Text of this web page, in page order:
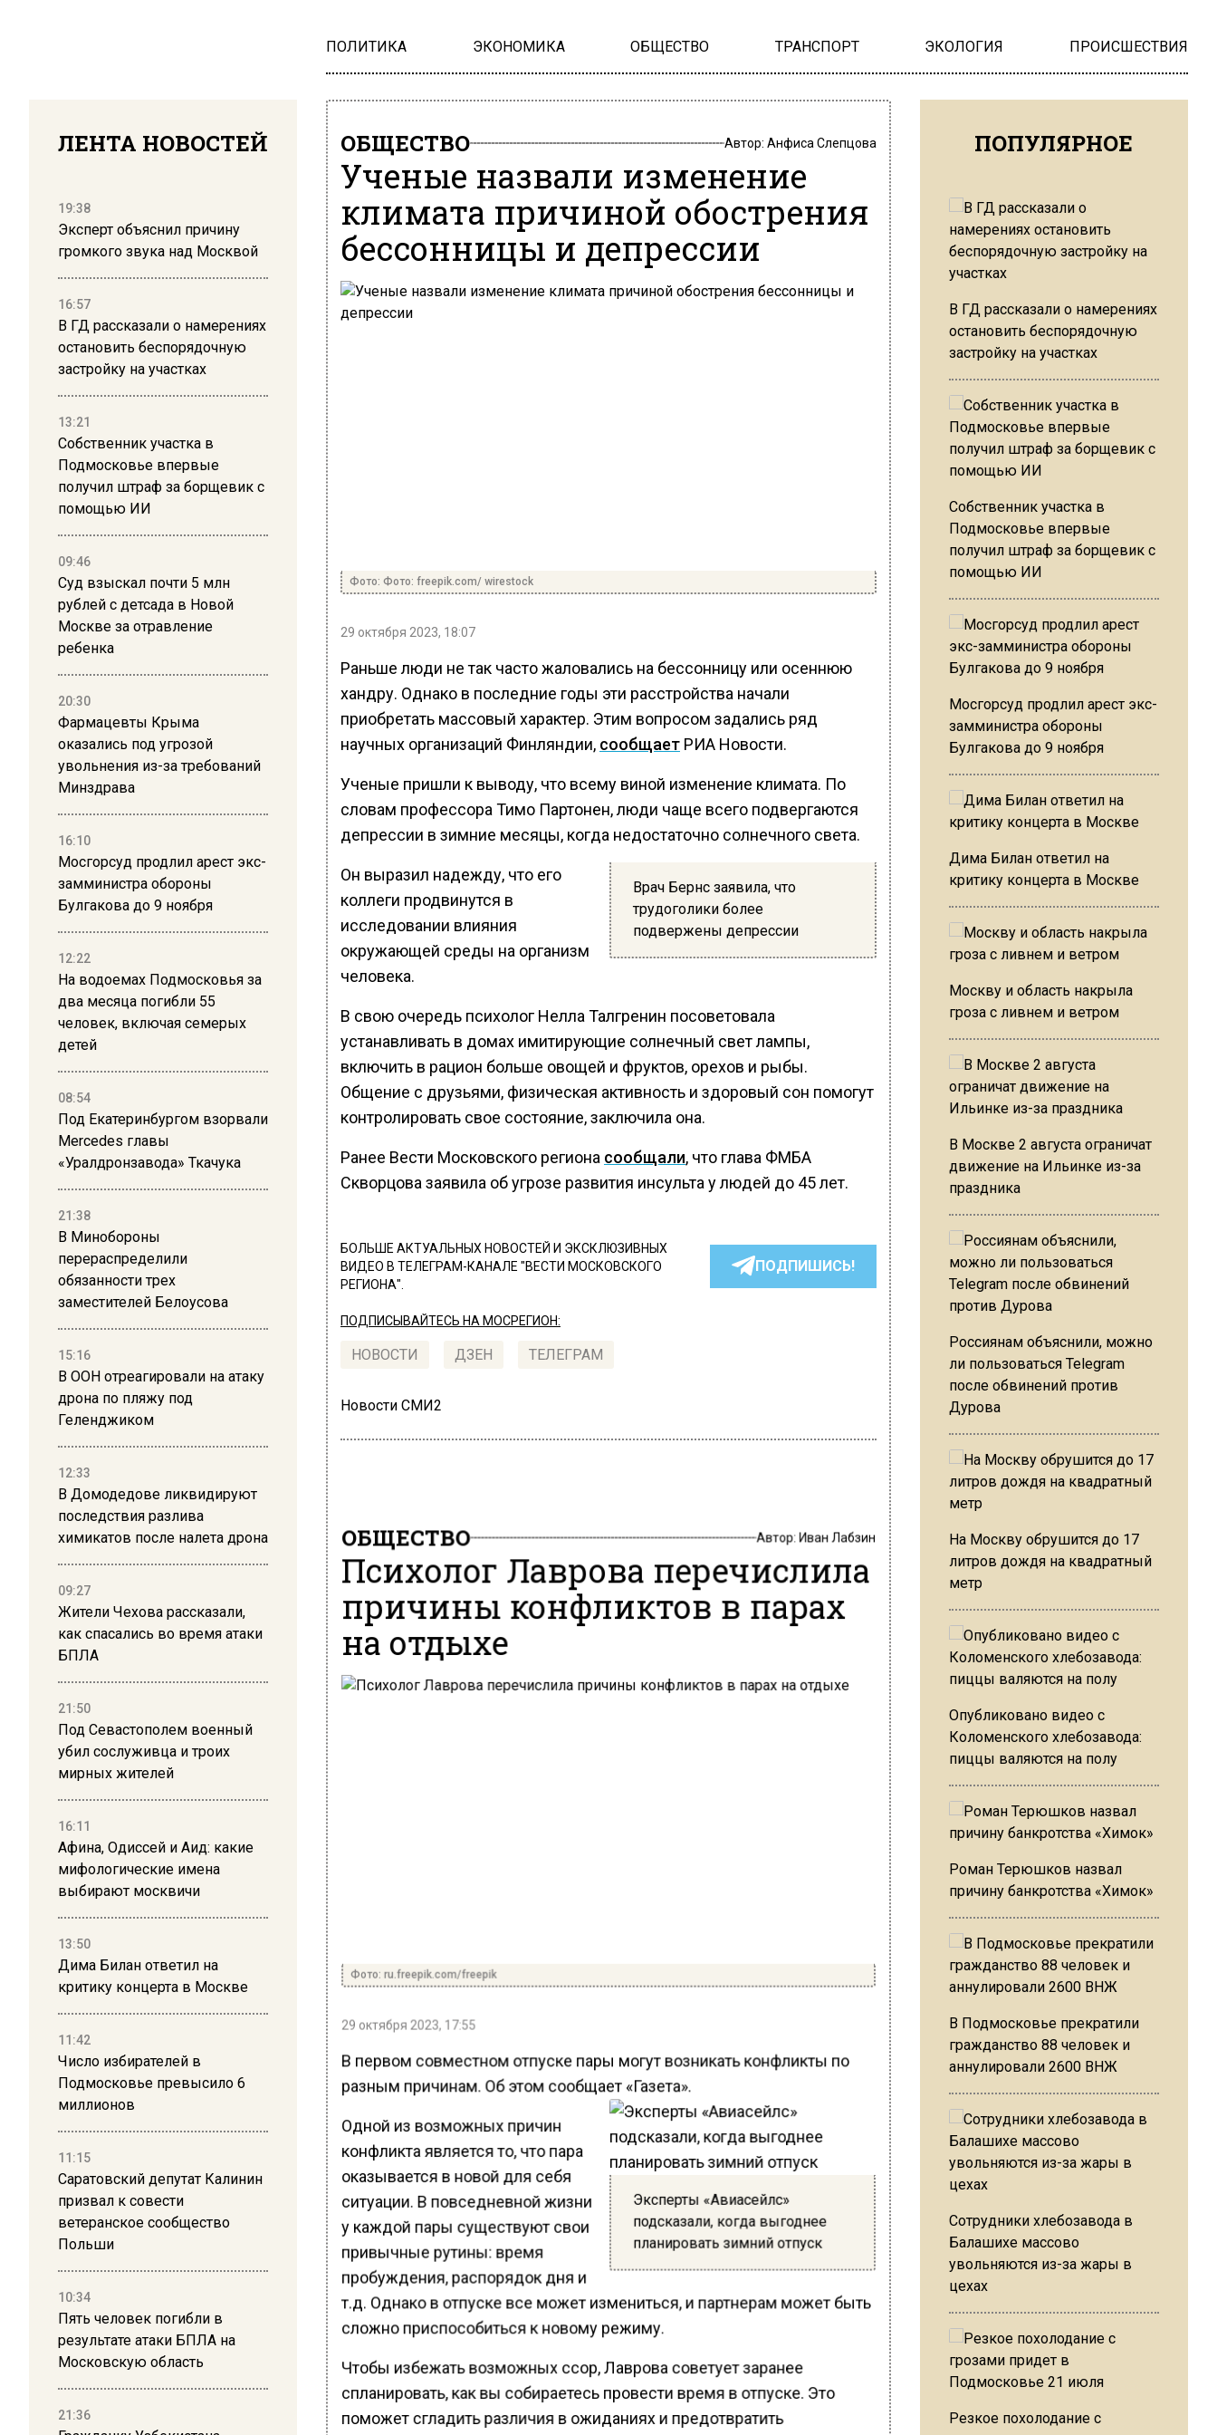
ПОЛИТИКА ЭКОНОМИКА ОБЩЕСТВО ТРАНСПОРТ ЭКОЛОГИЯ ПРОИСШЕСТВИЯ
ЛЕНТА НОВОСТЕЙ
19:38
Эксперт объяснил причину
громкого звука над Москвой
16:57
В ГД рассказали о намерениях
остановить беспорядочную
застройку на участках
13:21
Собственник участка в
Подмосковье впервые
получил штраф за борщевик с
помощью ИИ
09:46
Суд взыскал почти 5 млн
рублей с детсада в Новой
Москве за отравление
ребенка
20:30
Фармацевты Крыма
оказались под угрозой
увольнения из-за требований
Минздрава
16:10
Мосгорсуд продлил арест экс-
замминистра обороны
Булгакова до 9 ноября
12:22
На водоемах Подмосковья за
два месяца погибли 55
человек, включая семерых
детей
08:54
Под Екатеринбургом взорвали
Mercedes главы
«Уралдронзавода» Ткачука
21:38
В Минобороны
перераспределили
обязанности трех
заместителей Белоусова
15:16
В ООН отреагировали на атаку
дрона по пляжу под
Геленджиком
12:33
В Домодедове ликвидируют
последствия разлива
химикатов после налета дрона
09:27
Жители Чехова рассказали,
как спасались во время атаки
БПЛА
21:50
Под Севастополем военный
убил сослуживца и троих
мирных жителей
16:11
Афина, Одиссей и Аид: какие
мифологические имена
выбирают москвичи
13:50
Дима Билан ответил на
критику концерта в Москве
11:42
Число избирателей в
Подмосковье превысило 6
миллионов
11:15
Саратовский депутат Калинин
призвал к совести
ветеранское сообщество
Польши
10:34
Пять человек погибли в
результате атаки БПЛА на
Московскую область
21:36
ОБЩЕСТВО Автор: Анфиса Слепцова
Ученые назвали изменение
климата причиной обострения
бессонницы и депрессии
Фото: Фото: freepik.com/ wirestock
29 октября 2023, 18:07
Раньше люди не так часто жаловались на бессонницу или осеннюю
хандру. Однако в последние годы эти расстройства начали
приобретать массовый характер. Этим вопросом задались ряд
научных организаций Финляндии, сообщаетРИА Новости.
Ученые пришли к выводу, что всему виной изменение климата. По
словам профессора Тимо Партонен, люди чаще всего подвергаются
депрессии в зимние месяцы, когда недостаточно солнечного света.
Врач Бернс заявила, что
трудоголики более
подвержены депрессии
Он выразил надежду, что его
коллеги продвинутся в
исследовании влияния
окружающей среды на организм
человека.
В свою очередь психолог Нелла Талгренин посоветовала
устанавливать в домах имитирующие солнечный свет лампы,
включить в рацион больше овощей и фруктов, орехов и рыбы.
Общение с друзьями, физическая активность и здоровый сон помогут
контролировать свое состояние, заключила она.
Ранее Вести Московского региона сообщали, что глава ФМБА
Скворцова заявила об угрозе развития инсульта у людей до 45 лет.
БОЛЬШЕ АКТУАЛЬНЫХ НОВОСТЕЙ И ЭКСКЛЮЗИВНЫХ
ВИДЕО В ТЕЛЕГРАМ-КАНАЛЕ "ВЕСТИ МОСКОВСКОГО
РЕГИОНА".
ПОДПИШИСЬ!
ПОДПИСЫВАЙТЕСЬ НА МОСРЕГИОН:
НОВОСТИ ДЗЕН ТЕЛЕГРАМ
Новости СМИ2
ОБЩЕСТВО Автор:Иван Лабзин
Психолог Лаврова перечислила
причины конфликтов в парах
на отдыхе
Фото: ru.freepik.com/freepik
29 октября 2023, 17:55
В первом совместном отпуске пары могут возникать конфликты по
разным причинам. Об этом сообщает «Газета».
Эксперты «Авиасейлс»
подсказали, когда выгоднее
планировать зимний отпуск
Одной из возможных причин
конфликта является то, что пара
оказывается в новой для себя
ситуации. В повседневной жизни
у каждой пары существуют свои
привычные рутины: время
пробуждения, распорядок дня и
т.д. Однако в отпуске все может измениться, и партнерам может быть
сложно приспособиться к новому режиму.
Чтобы избежать возможных ссор, Лаврова советует заранее
спланировать, как вы собираетесь провести время в отпуске. Это
поможет сгладить различия в ожиданиях и предотвратить
ПОПУЛЯРНОЕ
В ГД рассказали о намерениях
остановить беспорядочную
застройку на участках
Собственник участка в
Подмосковье впервые
получил штраф за борщевик с
помощью ИИ
Мосгорсуд продлил арест экс-
замминистра обороны
Булгакова до 9 ноября
Дима Билан ответил на
критику концерта в Москве
Москву и область накрыла
гроза с ливнем и ветром
В Москве 2 августа ограничат
движение на Ильинке из-за
праздника
Россиянам объяснили, можно
ли пользоваться Telegram
после обвинений против
Дурова
На Москву обрушится до 17
литров дождя на квадратный
метр
Опубликовано видео с
Коломенского хлебозавода:
пиццы валяются на полу
Роман Терюшков назвал
причину банкротства «Химок»
В Подмосковье прекратили
гражданство 88 человек и
аннулировали 2600 ВНЖ
Сотрудники хлебозавода в
Балашихе массово
увольняются из-за жары в
цехах
Резкое похолодание с